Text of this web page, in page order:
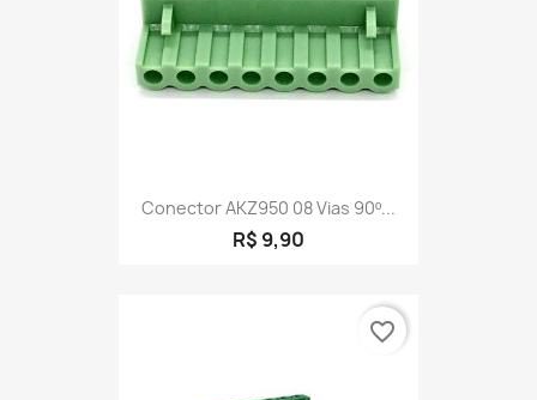
Conector AKZ950 08 Vias 90º...
R$ 9,90
favorite_border